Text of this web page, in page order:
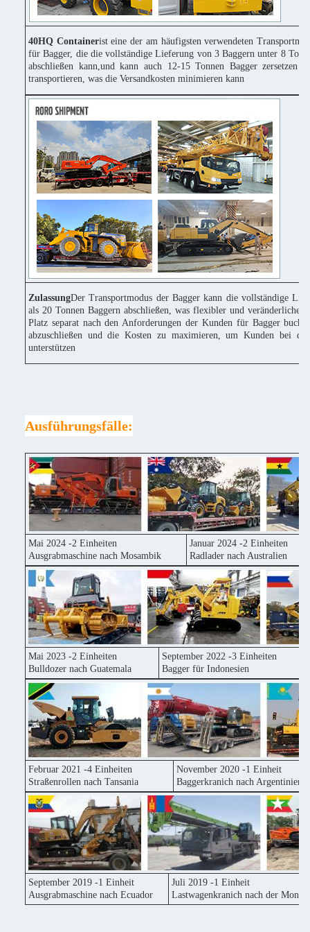
40HQ Containerist eine der am häufigsten verwendeten
für Bagger, die die vollständige Lieferung von 3 Baggern unter 8
abschließen kann,und kann auch 12-15 Tonnen Bagger zersetzen
transportieren, was die Versandkosten minimieren kann
ZulassungDer Transportmodus der Bagger kann die vollständige
als 20 Tonnen Baggern abschließen, was flexibler und veränderlicher
Platz separat nach den Anforderungen der Kunden für Bagger
abzuschließen und die Kosten zu maximieren, um Kunden bei
unterstützen
Ausführungsfälle:
Mai 2024 -2 Einheiten
Ausgrabmaschine nach Mosambik
Januar 2024 -2 Einheiten
Radlader nach Australien
Mai 2023 -2 Einheiten
Bulldozer nach Guatemala
September 2022 -3 Einheiten
Bagger für Indonesien
Februar 2021 -4 Einheiten
Straßenrollen nach Tansania
November 2020 -1 Einheit
Baggerkranich nach Argentinien
September 2019 -1 Einheit
Ausgrabmaschine nach Ecuador
Juli 2019 -1 Einheit
Lastwagenkranich nach der